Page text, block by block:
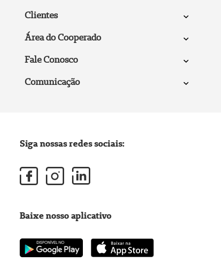
Clientes
Área do Cooperado
Fale Conosco
Comunicação
Siga nossas redes sociais:
Baixe nosso aplicativo